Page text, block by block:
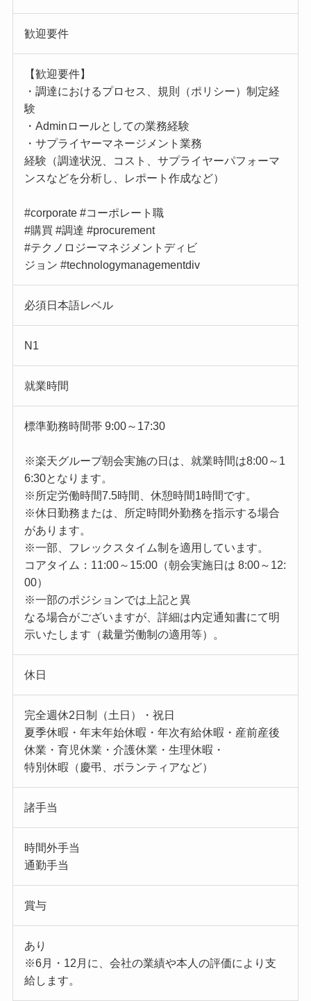
歓迎要件
【歓迎要件】
・調達におけるプロセス、規則（ポリシー）制定経
験
・Adminロールとしての業務経験
・サプライヤーマネージメント業務
経験（調達状況、コスト、サプライヤーパフォーマ
ンスなどを分析し、レポート作成など）
#corporate #コーポレート職
#購買 #調達 #procurement
#テクノロジーマネジメントディビ
ジョン #technologymanagementdiv
必須日本語レベル
N1
就業時間
標準勤務時間帯 9:00～17:30
※楽天グループ朝会実施の日は、就業時間は8:00～1
6:30となります。
※所定労働時間7.5時間、休憩時間1時間です。
※休日勤務または、所定時間外勤務を指示する場合
があります。
※一部、フレックスタイム制を適用しています。
コアタイム：11:00～15:00（朝会実施日は 8:00～12:
00）
※一部のポジションでは上記と異
なる場合がございますが、詳細は内定通知書にて明
示いたします（裁量労働制の適用等）。
休日
完全週休2日制（土日）・祝日
夏季休暇・年末年始休暇・年次有給休暇・産前産後
休業・育児休業・介護休業・生理休暇・
特別休暇（慶弔、ボランティアなど）
諸手当
時間外手当
通勤手当
賞与
あり
※6月・12月に、会社の業績や本人の評価により支
給します。